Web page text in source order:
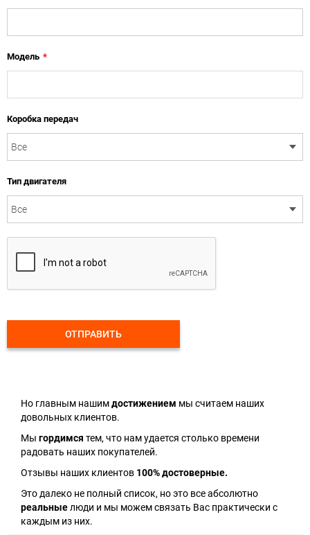
Модель *
Коробка передач
Тип двигателя
ОТПРАВИТЬ
Но главным нашимдостижением мы считаем наших
довольных клиентов.
Мы гордимся тем, что нам удается столько времени
радовать наших покупателей.
Отзывы наших клиентов 100% достоверные.
Это далеко не полный список, но это все абсолютно
реальныелюди и мы можем связать Вас практически с
каждым из них.